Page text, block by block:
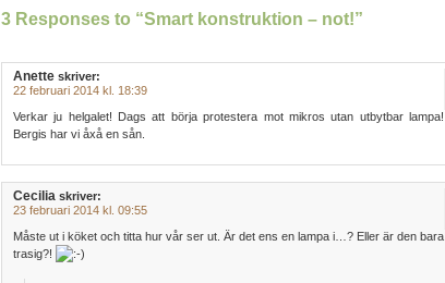
3 Responses to “Smart konstruktion – not!”
Anette skriver:
22 februari 2014 kl. 18:39
Verkar ju helgalet! Dags att börja protestera mot mikros utan utbytbar lampa!
Bergis har vi åxå en sån.
Cecilia skriver:
23 februari 2014 kl. 09:55
Måste ut i köket och titta hur vår ser ut. Är det ens en lampa i…? Eller är den bara
trasig?!